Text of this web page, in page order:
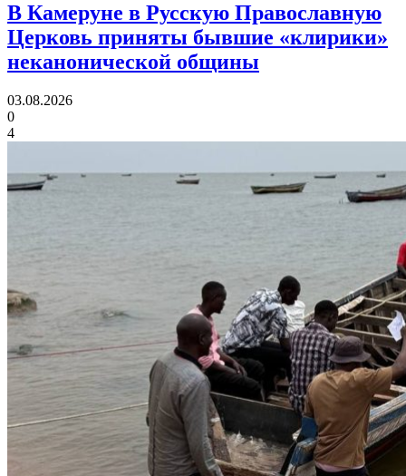
В Камеруне в Русскую Православную
Церковь приняты бывшие «клирики»
неканонической общины
03.08.2026
0
4